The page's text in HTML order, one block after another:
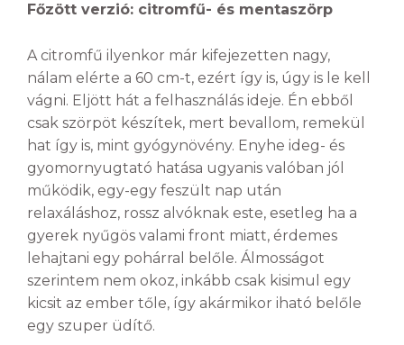
Főzött verzió: citromfű- és mentaszörp
A citromfű ilyenkor már kifejezetten nagy,
nálam elérte a 60 cm-t, ezért így is, úgy is le kell
vágni. Eljött hát a felhasználás ideje. Én ebből
csak szörpöt készítek, mert bevallom, remekül
hat így is, mint gyógynövény. Enyhe ideg- és
gyomornyugtató hatása ugyanis valóban jól
működik, egy-egy feszült nap után
relaxáláshoz, rossz alvóknak este, esetleg ha a
gyerek nyűgös valami front miatt, érdemes
lehajtani egy pohárral belőle. Álmosságot
szerintem nem okoz, inkább csak kisimul egy
kicsit az ember tőle, így akármikor iható belőle
egy szuper üdítő.